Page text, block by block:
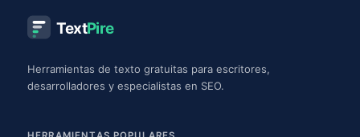
TextPire
Herramientas de texto gratuitas para escritores,
desarrolladores y especialistas en SEO.